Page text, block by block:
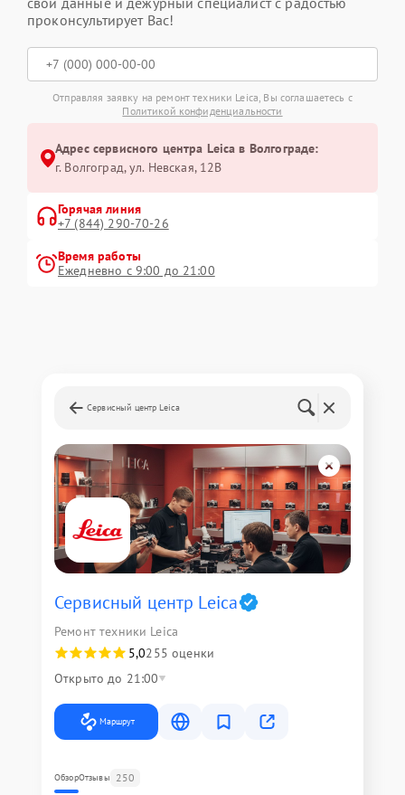
проконсультирует Вас!
Отправляя заявку на ремонт техники Leica, Вы соглашаетесь с
Политикой конфиденциальности
Адрес сервисного центра Leica в Волгограде:
г. Волгоград, ул. Невская, 12В
Горячая линия
+7 (844) 290-70-26
Время работы
Ежедневно с 9:00 до 21:00
Сервисный центр Leica
Сервисный центр Leica
Ремонт техники Leica
5,0255 оценки
Открыто до 21:00
Маршрут
ОбзорОтзывы 250